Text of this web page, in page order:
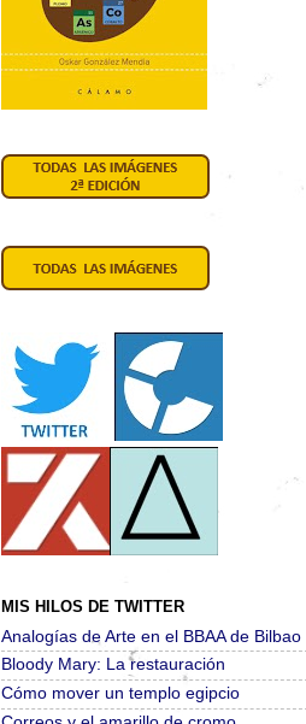
MIS HILOS DE TWITTER
Analogías de Arte en el BBAA de Bilbao
Bloody Mary: La restauración
Cómo mover un templo egipcio